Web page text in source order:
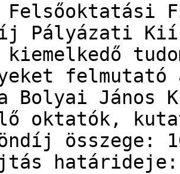
Felsőoktatási
Pályázati
felmutató
Bolyai János
oktatók,
összege: